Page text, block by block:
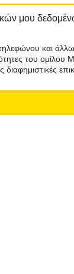
μου
και
του